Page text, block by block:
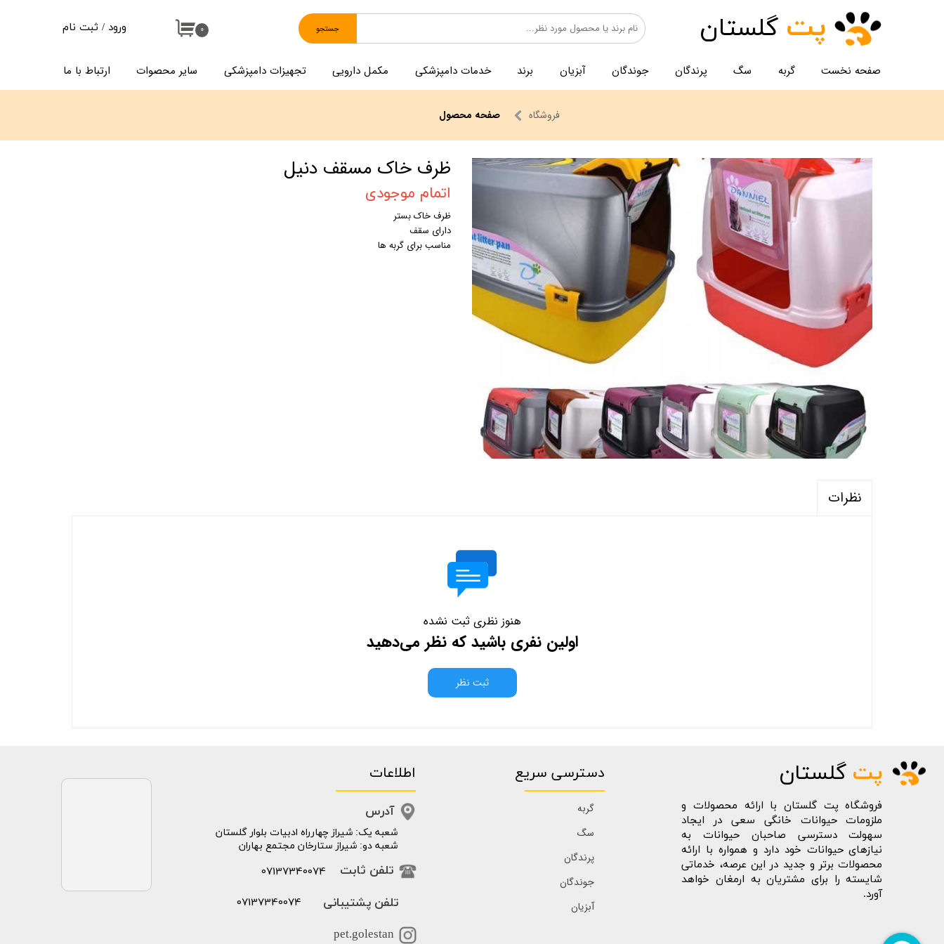
صفحه نخست گربه سگ پرندگان جوندگان آبزیان برند خدمات دامپزشکی مکمل دارویی تجهیزات دامپزشکی سایر محصوات ارتباط با ما
۰ جستجو پت گلستان ورود / ثبت نام
تغییر گذر واژه
فروشگاه صفحه محصول
ظرف خاک مسقف دنیل
اتمام موجودی
ظرف خاک بستر
دارای سقف
مناسب برای گربه ها
نظرات
هنوز نظری ثبت نشده
اولین نفری باشید که نظر می‌دهید
ثبت نظر
پت گلستان
فروشگاه پت گلستان با ارائه محصولات و
ملزومات حیوانات خانگی سعی در ایجاد
سهولت دسترسی صاحبان حیوانات به
نیازهای حیوانات خود دارد و همواره با ارائه
محصولات برتر و جدید در این عرصه، خدماتی
شایسته را برای مشتریان به ارمغان خواهد
آورد.
دسترسی سریع
گربه
سگ
پرندگان
جوندگان
آبزیان
​​شعبه یک: شیراز چهارراه ادبیات بلوار گلستان
شعبه دو: شیراز ستارخان مجتمع بهاران
اطلاعات
آدرس
تلفن ثابت 07137340074
pet.golestan
تلفن پشتیبانی 07137340074